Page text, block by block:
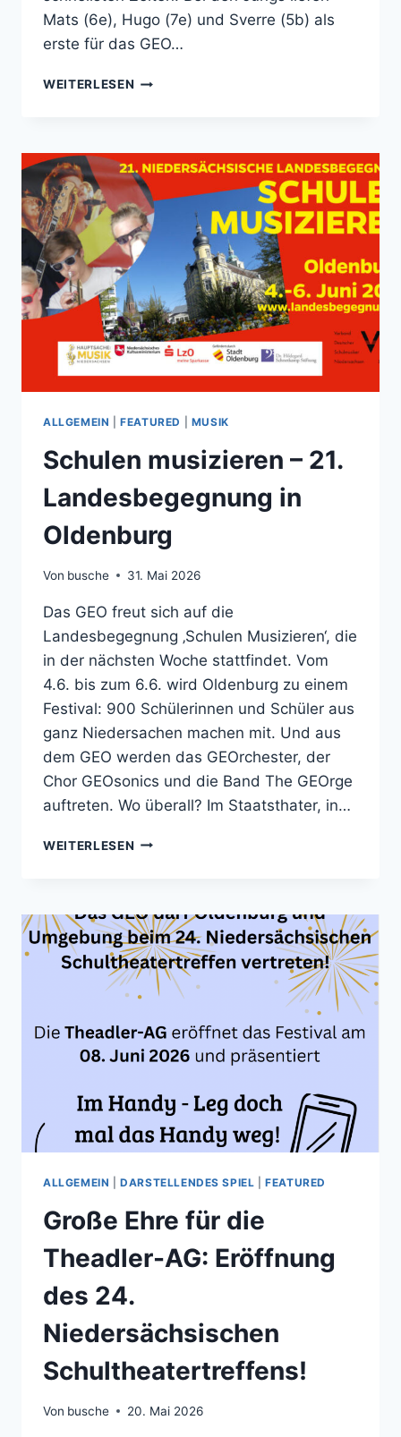
Mats (6e), Hugo (7e) und Sverre (5b) als
erste für das GEO…
WEITERLESENGEO
ALLGEMEIN |FEATURED MUSIK
Schulen musizieren – 21.
Landesbegegnung in
Oldenburg
Von busche 31. Mai 2026
Das GEO freut sich auf die
Landesbegegnung ‚Schulen Musizieren‘, die
in der nächsten Woche stattfindet. Vom
4.6. bis zum 6.6. wird Oldenburg zu einem
Festival: 900 Schülerinnen und Schüler aus
ganz Niedersachen machen mit. Und aus
dem GEO werden das GEOrchester, der
Chor GEOsonics und die Band The GEOrge
auftreten. Wo überall? Im Staatsthater, in…
WEITERLESENSCHULEN
LANDESBEGEGNUNG
IN
OLDENBURG
ALLGEMEIN |DARSTELLENDES SPIEL |FEATURED
Große Ehre für die
Theadler-AG: Eröffnung
des 24.
Niedersächsischen
Schultheatertreffens!
Von busche 20. Mai 2026